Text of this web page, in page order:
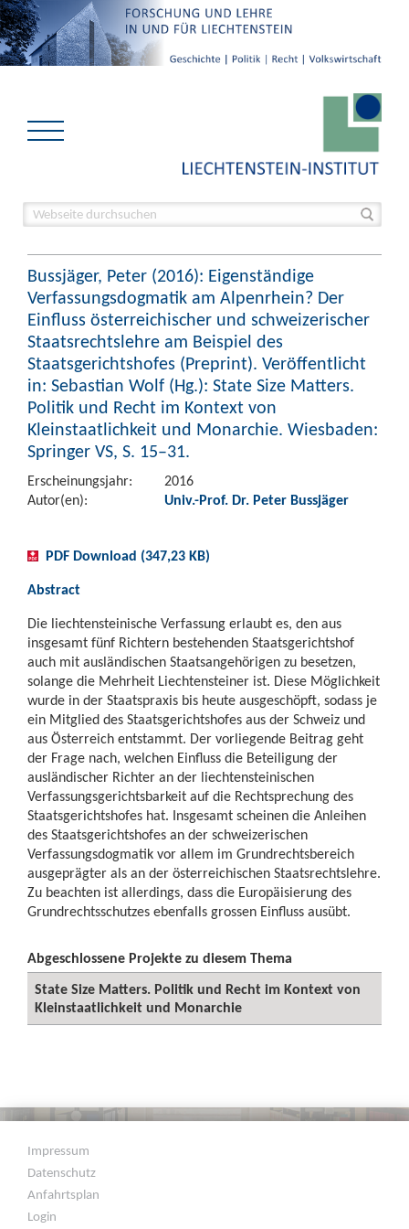
Bussjäger, Peter (2016): Eigenständige
Verfassungsdogmatik am Alpenrhein? Der
Einfluss österreichischer und schweizerischer
Staatsrechtslehre am Beispiel des
Staatsgerichtshofes (Preprint). Veröffentlicht
in: Sebastian Wolf (Hg.): State Size Matters.
Politik und Recht im Kontext von
Kleinstaatlichkeit und Monarchie. Wiesbaden:
Springer VS, S. 15–31.
Erscheinungsjahr:
2016
Autor(en):
Univ.-Prof. Dr. Peter Bussjäger
PDF Download (347,23 KB)
Abstract
Die liechtensteinische Verfassung erlaubt es, den aus
insgesamt fünf Richtern bestehenden Staatsgerichtshof
auch mit ausländischen Staatsangehörigen zu besetzen,
solange die Mehrheit Liechtensteiner ist. Diese Möglichkeit
wurde in der Staatspraxis bis heute ausgeschöpft, sodass je
ein Mitglied des Staatsgerichtshofes aus der Schweiz und
aus Österreich entstammt. Der vorliegende Beitrag geht
der Frage nach, welchen Einfluss die Beteiligung der
ausländischer Richter an der liechtensteinischen
Verfassungsgerichtsbarkeit auf die Rechtsprechung des
Staatsgerichtshofes hat. Insgesamt scheinen die Anleihen
des Staatsgerichtshofes an der schweizerischen
Verfassungsdogmatik vor allem im Grundrechtsbereich
ausgeprägter als an der österreichischen Staatsrechtslehre.
Zu beachten ist allerdings, dass die Europäisierung des
Grundrechtsschutzes ebenfalls grossen Einfluss ausübt.
Abgeschlossene Projekte zu diesem Thema
State Size Matters. Politik und Recht im Kontext von
Kleinstaatlichkeit und Monarchie
Impressum
Datenschutz
Anfahrtsplan
Login